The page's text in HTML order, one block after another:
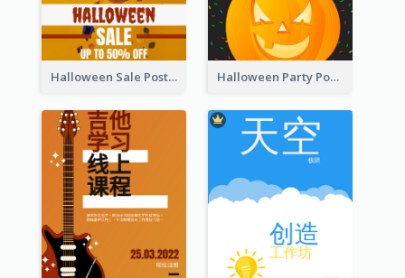
Halloween Sale Poster Halloween Party Poster